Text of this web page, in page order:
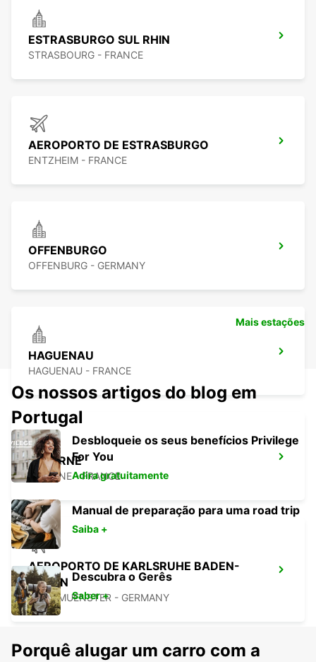
ESTRASBURGO SUL RHIN
STRASBOURG - FRANCE
AEROPORTO DE ESTRASBURGO
ENTZHEIM - FRANCE
OFFENBURGO
OFFENBURG - GERMANY
HAGUENAU
HAGUENAU - FRANCE
SAVERNE
SAVERNE - FRANCE
AEROPORTO DE KARLSRUHE BADEN-
BADEN
RHEINMUENSTER - GERMANY
Mais estações
Os nossos artigos do blog em
Portugal
Desbloqueie os seus benefícios Privilege
For You
Adira gratuitamente
Manual de preparação para uma road trip
Saiba +
Descubra o Gerês
Saber +
Porquê alugar um carro com a